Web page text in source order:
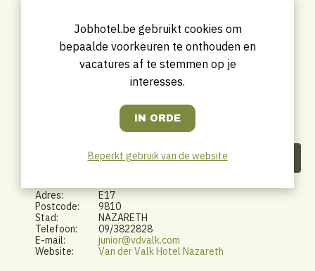
Contactgegevens
Adres:
E17
Postcode:
9810
Stad:
NAZARETH
Telefoon:
09/3822828
E-mail:
junior@vdvalk.com
Website:
Van der Valk Hotel Nazareth
Jobhotel.be gebruikt cookies om
bepaalde voorkeuren te onthouden en
vacatures af te stemmen op je
interesses.
Beperkt gebruik van de website